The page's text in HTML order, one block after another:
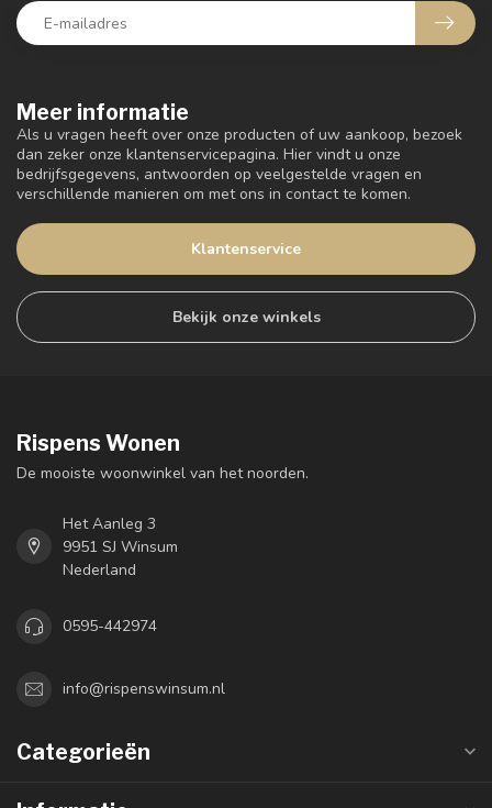
Meer informatie
Als u vragen heeft over onze producten of uw aankoop, bezoek
dan zeker onze klantenservicepagina. Hier vindt u onze
bedrijfsgegevens, antwoorden op veelgestelde vragen en
verschillende manieren om met ons in contact te komen.
Klantenservice
Bekijk onze winkels
Rispens Wonen
De mooiste woonwinkel van het noorden.
Het Aanleg 3
9951 SJ Winsum
Nederland
0595-442974
info@rispenswinsum.nl
Categorieën